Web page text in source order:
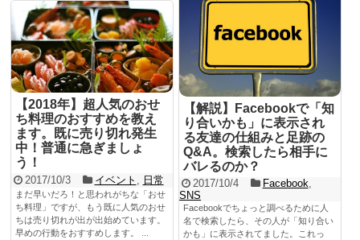
【解説】Facebookで「知
り合いかも」に表示され
る友達の仕組みと足跡の
Q&A。検索したら相手に
バレるのか？
2017/10/4 Facebook,
SNS
Facebookでちょっと調べるために人
名で検索したら、その人が「知り合い
かも」に表示されてました。これっ
【2018年】超人気のおせ
ち料理のおすすめを教え
ます。既に売り切れ発生
中！普通に急ぎましょ
う！
2017/10/3 イベント 日常
まだ早いだろ！と思われがちな「おせ
ち料理」ですが、もう既に人気のおせ
ちは売り切れが出が出始めています。
早めの行動をおすすめします。 ...